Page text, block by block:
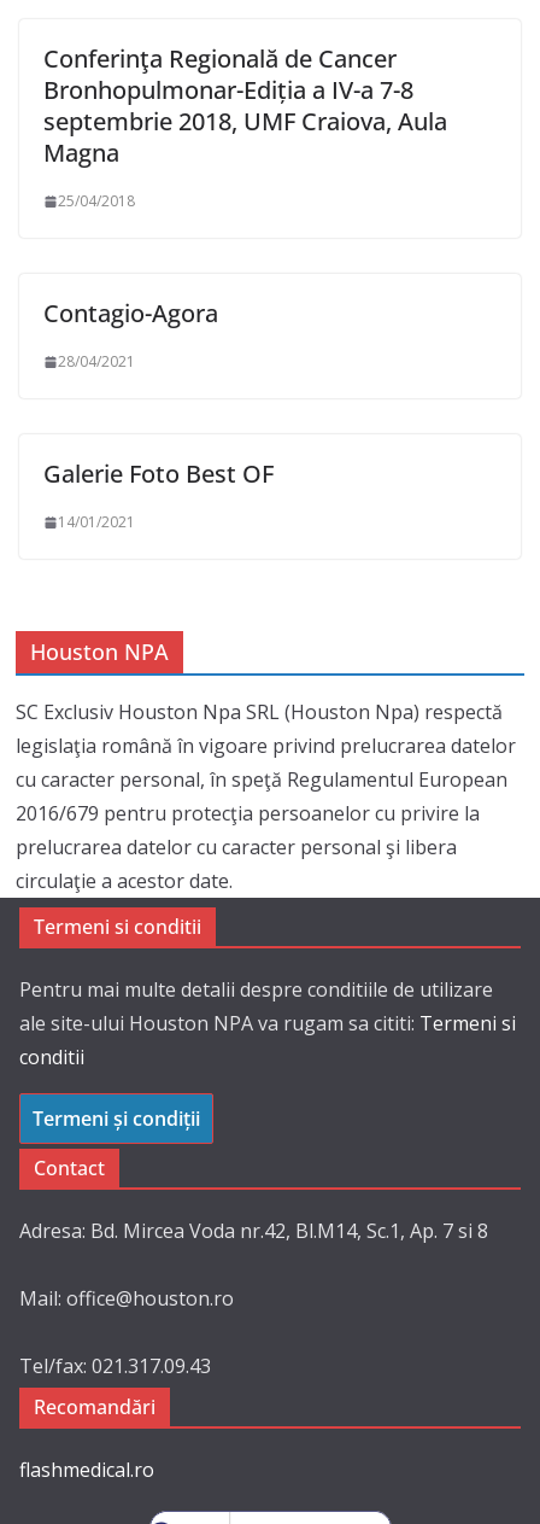
Conferinţa Regională de Cancer
Bronhopulmonar-Ediția a IV-a 7-8
septembrie 2018, UMF Craiova, Aula
Magna
25/04/2018
Contagio-Agora
28/04/2021
Galerie Foto Best OF
14/01/2021
Houston NPA
SC Exclusiv Houston Npa SRL (Houston Npa) respectă
legislaţia română în vigoare privind prelucrarea datelor
cu caracter personal, în speţă Regulamentul European
2016/679 pentru protecţia persoanelor cu privire la
prelucrarea datelor cu caracter personal şi libera
circulaţie a acestor date.
Termeni si conditii
Pentru mai multe detalii despre conditiile de utilizare
ale site-ului Houston NPA va rugam sa cititi: Termeni si
conditii
Termeni și condiții
Contact
Adresa: Bd. Mircea Voda nr.42, Bl.M14, Sc.1, Ap. 7 si 8
Mail: office@houston.ro
Tel/fax: 021.317.09.43
Recomandări
flashmedical.ro